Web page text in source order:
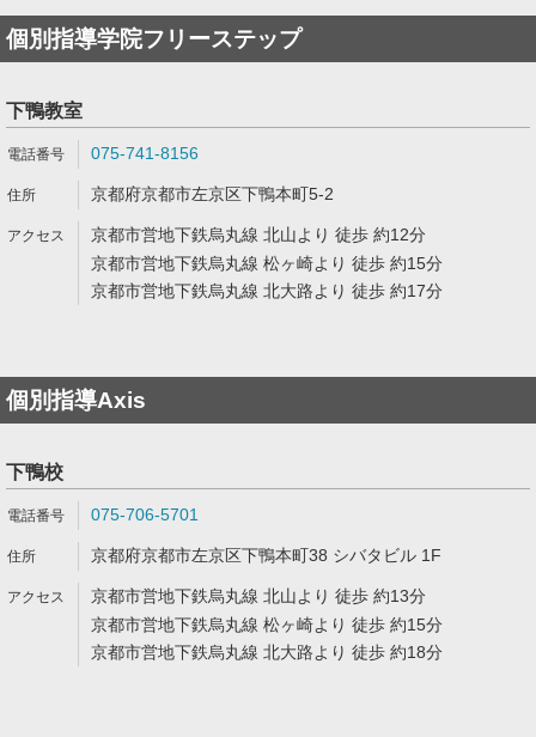
個別指導学院フリーステップ
下鴨教室
075-741-8156
京都府京都市左京区下鴨本町5-2
京都市営地下鉄烏丸線 北山より 徒歩 約12分
京都市営地下鉄烏丸線 松ヶ崎より 徒歩 約15分
京都市営地下鉄烏丸線 北大路より 徒歩 約17分
個別指導Axis
下鴨校
075-706-5701
京都府京都市左京区下鴨本町38 シバタビル 1F
京都市営地下鉄烏丸線 北山より 徒歩 約13分
京都市営地下鉄烏丸線 松ヶ崎より 徒歩 約15分
京都市営地下鉄烏丸線 北大路より 徒歩 約18分